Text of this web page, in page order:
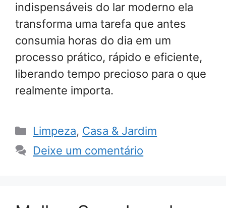
indispensáveis do lar moderno ela
transforma uma tarefa que antes
consumia horas do dia em um
processo prático, rápido e eficiente,
liberando tempo precioso para o que
realmente importa.
Categorias
Limpeza, Casa & Jardim
Deixe um comentário